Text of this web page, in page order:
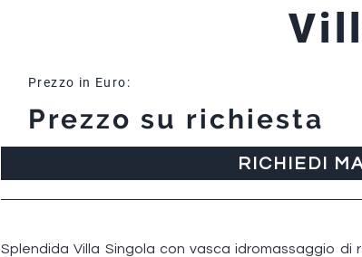
Prezzo in Euro:
Prezzo su richiesta
RICHIEDI
Splendida Villa Singola con vasca idromassaggio